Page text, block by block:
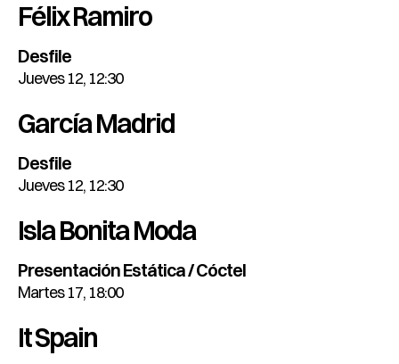
Félix Ramiro
Desfile
Jueves 12, 12:30
García Madrid
Desfile
Jueves 12, 12:30
Isla Bonita Moda
Presentación Estática / Cóctel
Martes 17, 18:00
It Spain